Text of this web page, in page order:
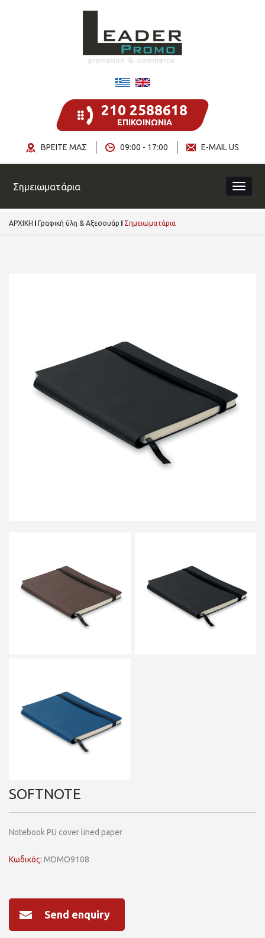
210 2588618
ΕΠΙΚΟΙΝΩΝΙΑ
E-MAIL US
09:00 - 17:00
ΒΡΕΙΤΕ ΜΑΣ
Σημειωματάρια
ΑΡΧΙΚΗ Γραφική ύλη & Αξεσουάρ Σημειωματάρια
SOFTNOTE
Notebook PU cover lined paper
Κωδικός: MDMO9108
Send enquiry